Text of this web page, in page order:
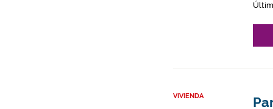
VIVIENDA